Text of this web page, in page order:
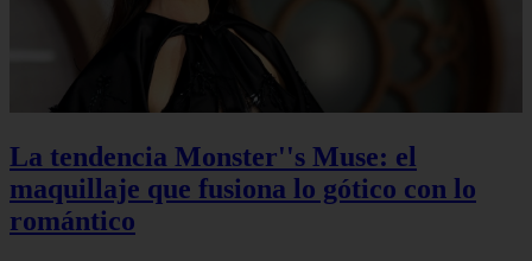
La tendencia Monster''s Muse: el
maquillaje que fusiona lo gótico con lo
romántico